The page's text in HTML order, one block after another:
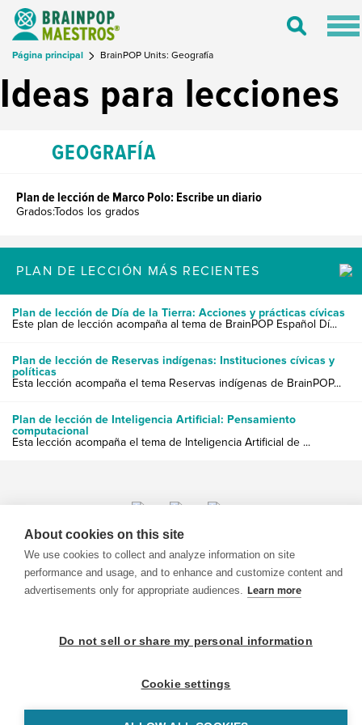
Toggle
Página principal BrainPOP Units: Geografía
Ideas para lecciones
GEOGRAFÍA
Plan de lección de Marco Polo: Escribe un diario
Grados:Todos los grados
PLAN DE LECCIÓN MÁS RECIENTES
Plan de lección de Día de la Tierra: Acciones y prácticas cívicas
Este plan de lección acompaña al tema de BrainPOP Español Dí...
Plan de lección de Reservas indígenas: Instituciones cívicas y
políticas
Esta lección acompaña el tema Reservas indígenas de BrainPOP...
Plan de lección de Inteligencia Artificial: Pensamiento
computacional
Esta lección acompaña el tema de Inteligencia Artificial de ...
© 1999-2026 BrainPOP. Todos los derechos reservados.
About cookies on this site
We use cookies to collect and analyze information on site
performance and usage, and to enhance and customize content and
advertisements only for appropriate audiences. Learn more
Do not sell or share my personal information
Cookie settings